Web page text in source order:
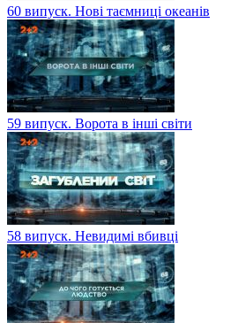
60 випуск. Нові таємниці океанів
59 випуск. Ворота в інші світи
58 випуск. Невидимі вбивці